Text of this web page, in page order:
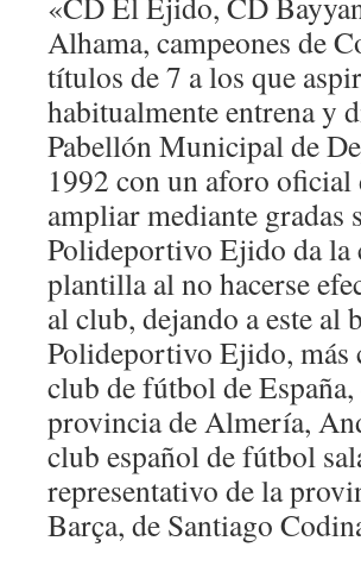
Alhama, campeones de
títulos de 7 a los que
habitualmente entrena y
Pabellón Municipal de
1992 con un aforo oficial
ampliar mediante gradas
Polideportivo Ejido da la
plantilla al no hacerse
al club, dejando a este
Polideportivo Ejido,
club de fútbol de
provincia de Almería,
club español de fútbol
representativo de la
Barça, de Santiago